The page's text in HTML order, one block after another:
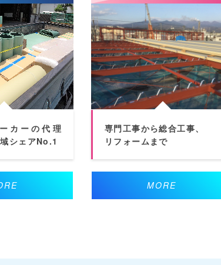
カーの代理
シェアNo.1
専門工事から総合工事、
リフォームまで
MORE